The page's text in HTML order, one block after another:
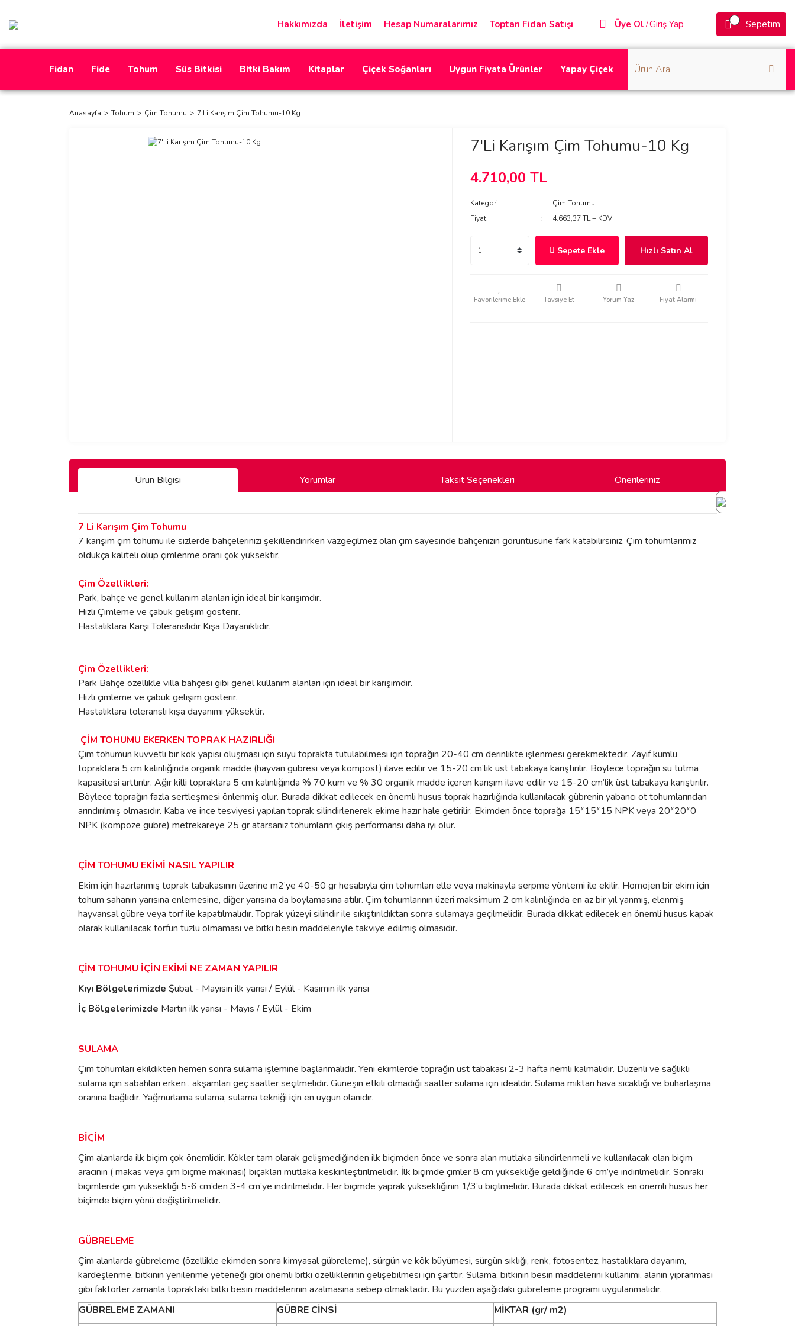
Hakkımızda İletişim Hesap Numaralarımız Toptan Fidan Satışı Üye Ol /Giriş Yap Sepetim
Fidan Fide Tohum Süs Bitkisi Bitki Bakım Kitaplar Çiçek Soğanları Uygun Fiyata Ürünler Yapay Çiçek
Anasayfa Tohum Çim Tohumu 7'Li Karışım Çim Tohumu-10 Kg
7'Li Karışım Çim Tohumu-10 Kg
4.710,00 TL
Kategori
Çim Tohumu
Fiyat
4.663,37 TL + KDV
Sepete Ekle Hızlı Satın Al
Tavsiye Et Yorum Yaz Fiyat Alarmı
Ürün Bilgisi Yorumlar Taksit Seçenekleri Önerileriniz
7 Li Karışım Çim Tohumu
7 karışım çim tohumu ile sizlerde bahçelerinizi şekillendirirken vazgeçilmez olan çim sayesinde bahçenizin görüntüsüne fark katabilirsiniz. Çim tohumlarımız
oldukça kaliteli olup çimlenme oranı çok yüksektir.
Çim Özellikleri:
Park, bahçe ve genel kullanım alanları için ideal bir karışımdır.
Hızlı Çimleme ve çabuk gelişim gösterir.
Hastalıklara Karşı Toleranslıdır Kışa Dayanıklıdır.
Çim Özellikleri:
Park Bahçe özellikle villa bahçesi gibi genel kullanım alanları için ideal bir karışımdır.
Hızlı çimleme ve çabuk gelişim gösterir.
Hastalıklara toleranslı kışa dayanımı yüksektir.
ÇİM TOHUMU EKERKEN TOPRAK HAZIRLIĞI
Çim tohumun kuvvetli bir kök yapısı oluşması için suyu toprakta tutulabilmesi için toprağın 20-40 cm derinlikte işlenmesi gerekmektedir. Zayıf kumlu
topraklara 5 cm kalınlığında organik madde (hayvan gübresi veya kompost) ilave edilir ve 15-20 cm’lik üst tabakaya karıştırılır. Böylece toprağın su tutma
kapasitesi arttırılır. Ağır killi topraklara 5 cm kalınlığında % 70 kum ve % 30 organik madde içeren karışım ilave edilir ve 15-20 cm’lik üst tabakaya karıştırılır.
Böylece toprağın fazla sertleşmesi önlenmiş olur. Burada dikkat edilecek en önemli husus toprak hazırlığında kullanılacak gübrenin yabancı ot tohumlarından
arındırılmış olmasıdır. Kaba ve ince tesviyesi yapılan toprak silindirlenerek ekime hazır hale getirilir. Ekimden önce toprağa 15*15*15 NPK veya 20*20*0
NPK (kompoze gübre) metrekareye 25 gr atarsanız tohumların çıkış performansı daha iyi olur.
ÇİM TOHUMU EKİMİ NASIL YAPILIR
Ekim için hazırlanmış toprak tabakasının üzerine m2’ye 40-50 gr hesabıyla çim tohumları elle veya makinayla serpme yöntemi ile ekilir. Homojen bir ekim için
tohum sahanın yarısına enlemesine, diğer yarısına da boylamasına atılır. Çim tohumlarının üzeri maksimum 2 cm kalınlığında en az bir yıl yanmış, elenmiş
hayvansal gübre veya torf ile kapatılmalıdır. Toprak yüzeyi silindir ile sıkıştırıldıktan sonra sulamaya geçilmelidir. Burada dikkat edilecek en önemli husus kapak
olarak kullanılacak torfun tuzlu olmaması ve bitki besin maddeleriyle takviye edilmiş olmasıdır.
ÇİM TOHUMU İÇİN EKİMİ NE ZAMAN YAPILIR
Kıyı Bölgelerimizde Şubat - Mayısın ilk yarısı / Eylül - Kasımın ilk yarısı
İç Bölgelerimizde Martın ilk yarısı - Mayıs / Eylül - Ekim
SULAMA
Çim tohumları ekildikten hemen sonra sulama işlemine başlanmalıdır. Yeni ekimlerde toprağın üst tabakası 2-3 hafta nemli kalmalıdır. Düzenli ve sağlıklı
sulama için sabahları erken , akşamları geç saatler seçilmelidir. Güneşin etkili olmadığı saatler sulama için idealdir. Sulama miktarı hava sıcaklığı ve buharlaşma
oranına bağlıdır. Yağmurlama sulama, sulama tekniği için en uygun olanıdır.
BİÇİM
Çim alanlarda ilk biçim çok önemlidir. Kökler tam olarak gelişmediğinden ilk biçimden önce ve sonra alan mutlaka silindirlenmeli ve kullanılacak olan biçim
aracının ( makas veya çim biçme makinası) bıçakları mutlaka keskinleştirilmelidir. İlk biçimde çimler 8 cm yüksekliğe geldiğinde 6 cm’ye indirilmelidir. Sonraki
biçimlerde çim yüksekliği 5-6 cm’den 3-4 cm’ye indirilmelidir. Her biçimde yaprak yüksekliğinin 1/3’ü biçilmelidir. Burada dikkat edilecek en önemli husus her
biçimde biçim yönü değiştirilmelidir.
GÜBRELEME
Çim alanlarda gübreleme (özellikle ekimden sonra kimyasal gübreleme), sürgün ve kök büyümesi, sürgün sıklığı, renk, fotosentez, hastalıklara dayanım,
kardeşlenme, bitkinin yenilenme yeteneği gibi önemli bitki özelliklerinin gelişebilmesi için şarttır. Sulama, bitkinin besin maddelerini kullanımı, alanın yıpranması
gibi faktörler zamanla topraktaki bitki besin maddelerinin azalmasına sebep olmaktadır. Bu yüzden aşağıdaki gübreleme programı uygulanmalıdır.
GÜBRELEME ZAMANI
GÜBRE CİNSİ
MİKTAR (gr/ m2)